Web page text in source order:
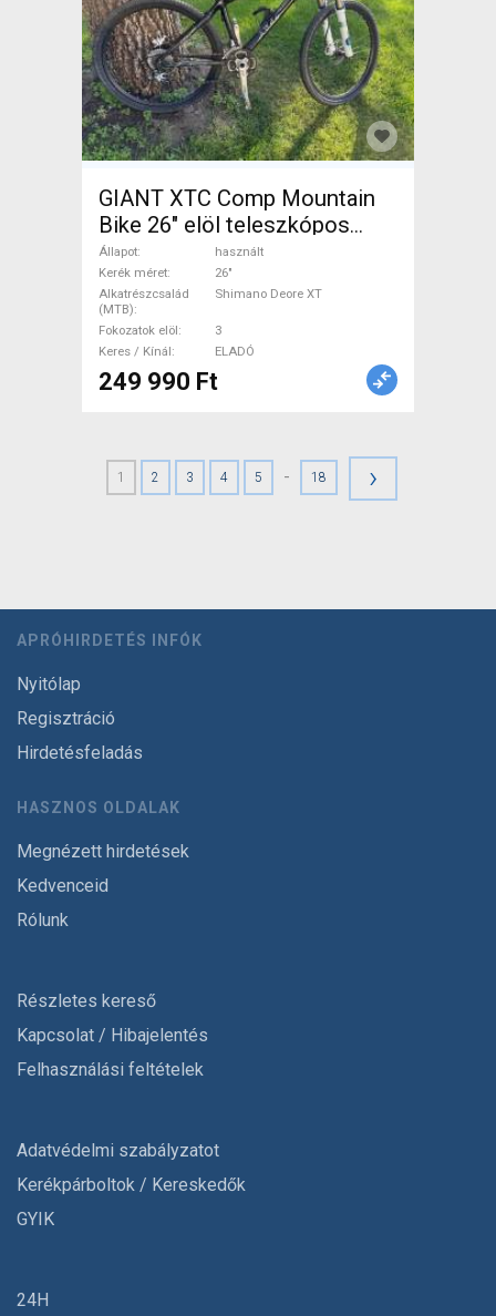
GIANT XTC Comp Mountain
Bike 26" elöl teleszkópos
Shimano Deore XT használt
ELADÓ
Állapot
használt
Kerék méret
26"
Alkatrészcsalád
(MTB)
Shimano Deore XT
Fokozatok elöl
3
Keres / Kínál
ELADÓ
249 990 Ft
1 2 3 4 5 - 18 ›
APRÓHIRDETÉS INFÓK
Nyitólap
Regisztráció
Hirdetésfeladás
HASZNOS OLDALAK
Megnézett hirdetések
Kedvenceid
Rólunk
Részletes kereső
Kapcsolat / Hibajelentés
Felhasználási feltételek
Adatvédelmi szabályzatot
Kerékpárboltok / Kereskedők
GYIK
24H